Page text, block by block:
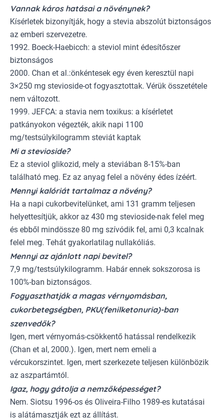
Vannak káros hatásai a növénynek?
Kísérletek bizonyítják, hogy a stevia abszolút biztonságos
az emberi szervezetre.
1992. Boeck-Haebicch: a steviol mint édesítőszer
biztonságos
2000. Chan et al.:önkéntesek egy éven keresztül napi
3×250 mg stevioside-ot fogyasztottak. Vérük összetétele
nem változott.
1999. JEFCA: a stavia nem toxikus: a kísérletet
patkányokon végezték, akik napi 1100
mg/testsúlykilogramm steviát kaptak
Mi a stevioside?
Ez a steviol glikozid, mely a steviában 8-15%-ban
található meg. Ez az anyag felel a növény édes ízéért.
Mennyi kalóriát tartalmaz a növény?
Ha a napi cukorbevitelünket, ami 131 gramm teljesen
helyettesítjük, akkor az 430 mg stevioside-nak felel meg
és ebből mindössze 80 mg szívódik fel, ami 0,3 kcalnak
felel meg. Tehát gyakorlatilag nullakóliás.
Mennyi az ajánlott napi bevitel?
7,9 mg/testsúlykilogramm. Habár ennek sokszorosa is
100%-ban biztonságos.
Fogyaszthatják a magas vérnyomásban,
cukorbetegségben, PKU(fenilketonuria)-ban
szenvedők?
Igen, mert vérnyomás-csökkentő hatással rendelkezik
(Chan et al, 2000.). Igen, mert nem emeli a
vércukorszintet. Igen, mert szerkezete teljesen különbözik
az aszpartámtól.
Igaz, hogy gátolja a nemzőképességet?
Nem. Siotsu 1996-os és Oliveira-Filho 1989-es kutatásai
is alátámasztják ezt az állítást.